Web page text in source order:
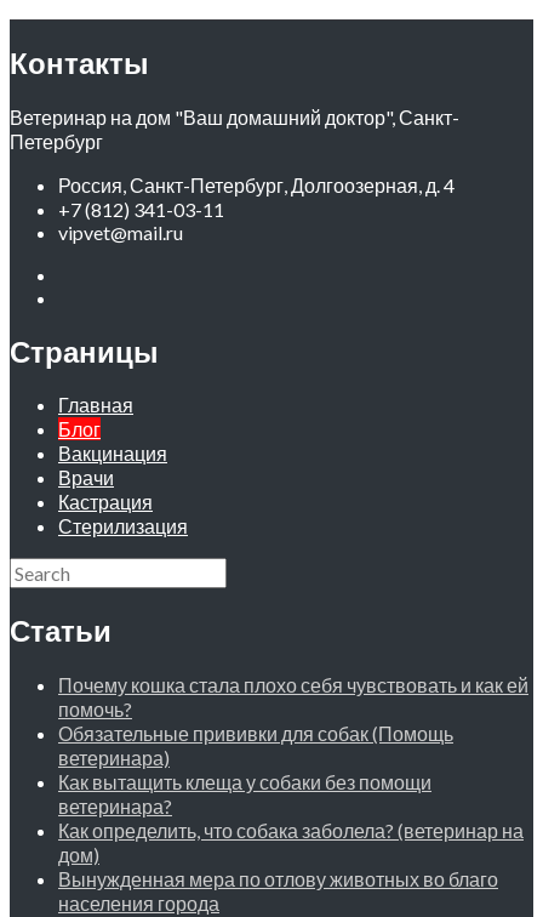
Контакты
Ветеринар на дом "Ваш домашний доктор", Санкт-
Петербург
Россия, Санкт-Петербург, Долгоозерная, д. 4
+7 (812) 341-03-11
vipvet@mail.ru
Страницы
Главная
Блог
Вакцинация
Врачи
Кастрация
Стерилизация
Статьи
Почему кошка стала плохо себя чувствовать и как ей
помочь?
Обязательные прививки для собак (Помощь
ветеринара)
Как вытащить клеща у собаки без помощи
ветеринара?
Как определить, что собака заболела? (ветеринар на
дом)
Вынужденная мера по отлову животных во благо
населения города